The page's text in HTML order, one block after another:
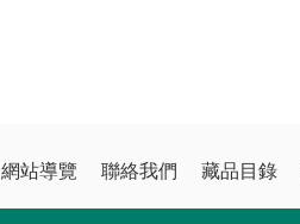
網站導覽
聯絡我們 藏品目錄